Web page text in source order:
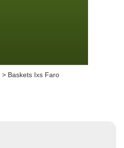
> Baskets Ixs Faro